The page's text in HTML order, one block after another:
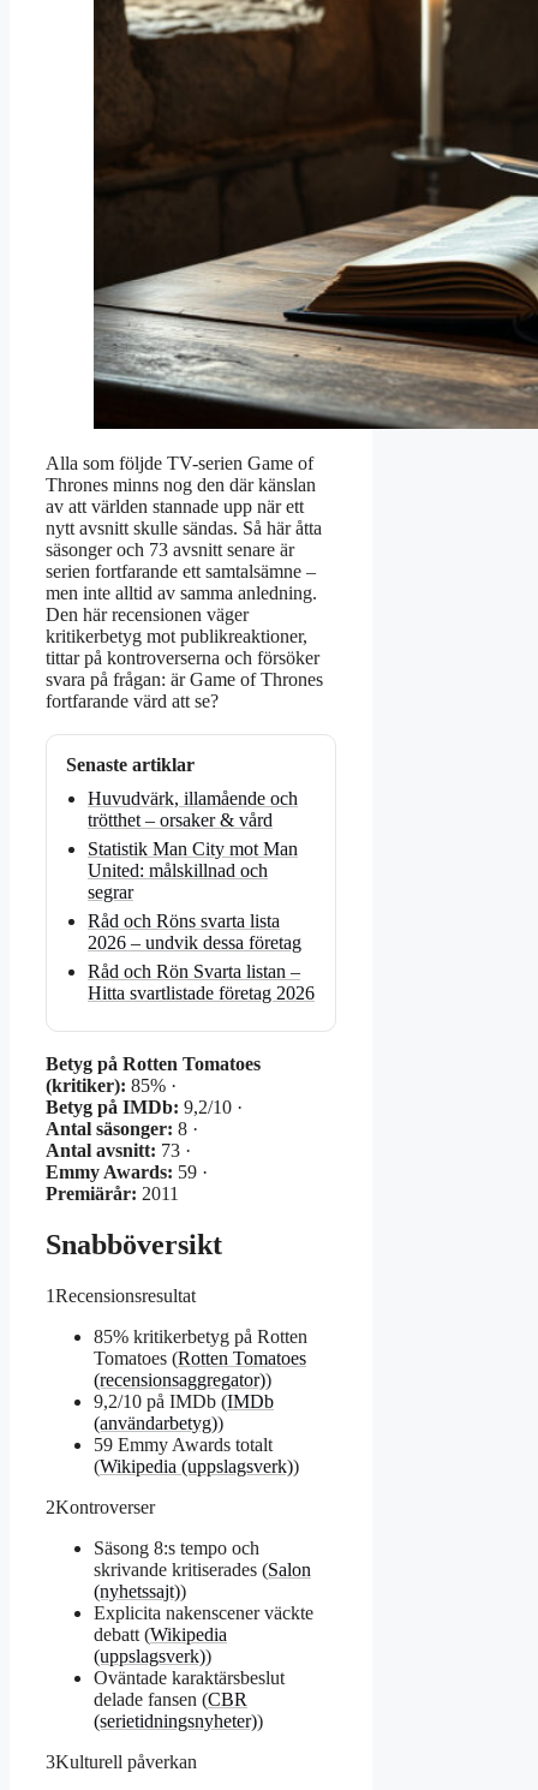
Alla som följde TV-serien Game of
Thrones minns nog den där känslan
av att världen stannade upp när ett
nytt avsnitt skulle sändas. Så här åtta
säsonger och 73 avsnitt senare är
serien fortfarande ett samtalsämne –
men inte alltid av samma anledning.
Den här recensionen väger
kritikerbetyg mot publikreaktioner,
tittar på kontroverserna och försöker
svara på frågan: är Game of Thrones
fortfarande värd att se?
Senaste artiklar
Huvudvärk, illamående och
trötthet – orsaker & vård
Statistik Man City mot Man
United: målskillnad och
segrar
Råd och Röns svarta lista
2026 – undvik dessa företag
Råd och Rön Svarta listan –
Hitta svartlistade företag 2026
Betyg på Rotten Tomatoes
(kritiker): 85% ·
Betyg på IMDb: 9,2/10 ·
Antal säsonger: 8 ·
Antal avsnitt: 73 ·
Emmy Awards: 59 ·
Premiärår: 2011
Snabböversikt
1Recensionsresultat
85% kritikerbetyg på Rotten
Tomatoes (Rotten Tomatoes
(recensionsaggregator))
9,2/10 på IMDb (IMDb
(användarbetyg))
59 Emmy Awards totalt
(Wikipedia (uppslagsverk))
2Kontroverser
Säsong 8:s tempo och
skrivande kritiserades (Salon
(nyhetssajt))
Explicita nakenscener väckte
debatt (Wikipedia
(uppslagsverk))
Oväntade karaktärsbeslut
delade fansen (CBR
(serietidningsnyheter))
3Kulturell påverkan